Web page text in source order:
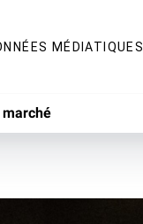
MÉDIATIQUES
marché